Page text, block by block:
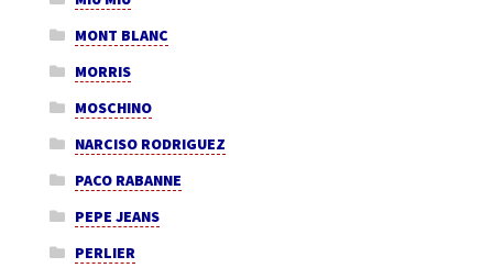
MONT BLANC
MORRIS
MOSCHINO
NARCISO RODRIGUEZ
PACO RABANNE
PEPE JEANS
PERLIER